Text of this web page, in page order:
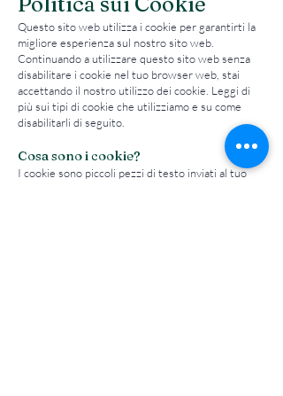
Questo sito web utilizza i cookie per garantirti la
migliore esperienza sul nostro sito web.
Continuando a utilizzare questo sito web senza
disabilitare i cookie nel tuo browser web, stai
accettando il nostro utilizzo dei cookie. Leggi di
più sui tipi di cookie che utilizziamo e su come
disabilitarli di seguito.
Cosa sono i cookie?
I cookie sono piccoli pezzi di testo inviati al tuo